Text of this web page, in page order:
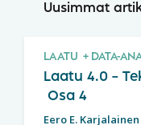
Uusimmat
LAATU DATA-
Laatu 4.0 –
Osa 4
Eero E. Karjalainen